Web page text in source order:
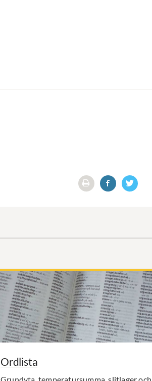
Ordlista
Grundyta, temperatursumma, slitlager och